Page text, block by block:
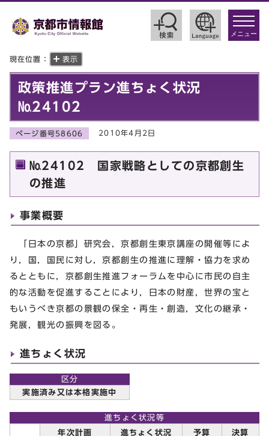
toggle
メニュー
現在位置： 表示
政策推進プラン進ちょく状況
№24102
ページ番号58606 2010年4月2日
№24102 国家戦略としての京都創生
の推進
事業概要
「日本の京都」研究会，京都創生東京講座の開催等によ
り，国，国民に対し，京都創生の推進に理解・協力を求め
るとともに，京都創生推進フォーラムを中心に市民の自主
的な活動を促進することにより，日本の財産，世界の宝と
もいうべき京都の景観の保全・再生・創造，文化の継承・
発展，観光の振興を図る。
進ちょく状況
区分
実施済み又は本格実施中
進ちょく状況等
年次計画
進ちょく状況
予算
決算